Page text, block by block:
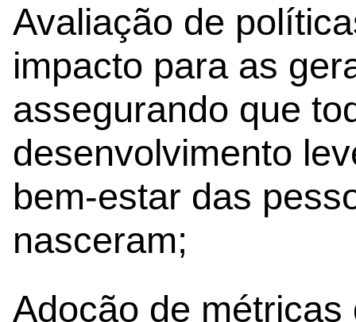
Avaliação de
impacto para as
assegurando que
desenvolvimento
bem-estar das
nasceram;
Adoção de